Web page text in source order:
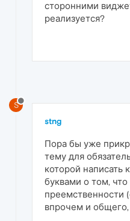
сторонними
реализуется?
S
stng
Пора бы уже
тему для
которой
буквами о том,
преемственности
впрочем и